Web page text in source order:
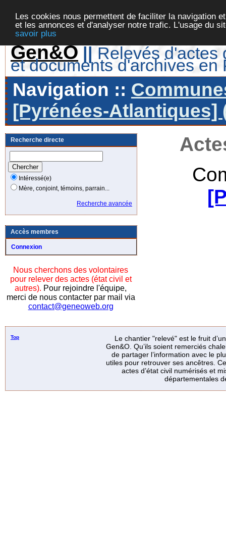
Les cookies nous permettent de faciliter la navigation
et les annonces et d'analyser notre trafic. L'usage du
savoir plus
Gen&O || Relevés d'actes
et documents d'archives en
Navigation ::
[Pyrénées-Atlantiques]
Recherche directe
Intéressé(e)
Mère, conjoint, témoins, parrain...
Recherche avancée
Accès membres
Connexion
Nous cherchons des volontaires
pour relever des actes (état civil et
autres). Pour rejoindre l'équipe,
merci de nous contacter par mail via
contact@geneoweb.org
Top
Le chantier "relevé" est le fruit
Gen&O. Qu’ils soient remerciés
de partager l’information avec le
utiles pour retrouver ses ancêtres.
actes d’état civil numérisés et
départementales